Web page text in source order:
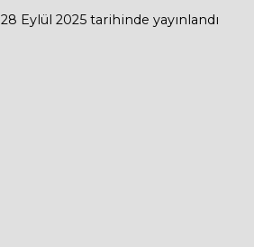
28 Eylül 2025 tarihinde yayınlandı